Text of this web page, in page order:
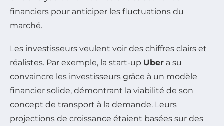
financiers pour anticiper les fluctuations du
marché.
Les investisseurs veulent voir des chiffres clairs et
réalistes. Par exemple, la start-up Uber a su
convaincre les investisseurs grâce à un modèle
financier solide, démontrant la viabilité de son
concept de transport à la demande. Leurs
projections de croissance étaient basées sur des